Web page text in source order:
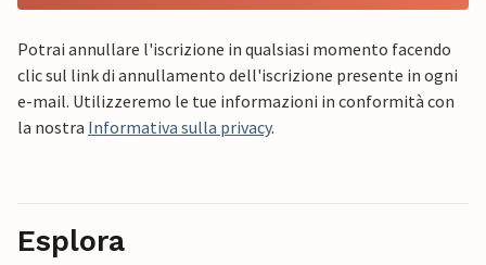
Potrai annullare l'iscrizione in qualsiasi momento facendo
clic sul link di annullamento dell'iscrizione presente in ogni
e-mail. Utilizzeremo le tue informazioni in conformità con
la nostra Informativa sulla privacy.
Esplora